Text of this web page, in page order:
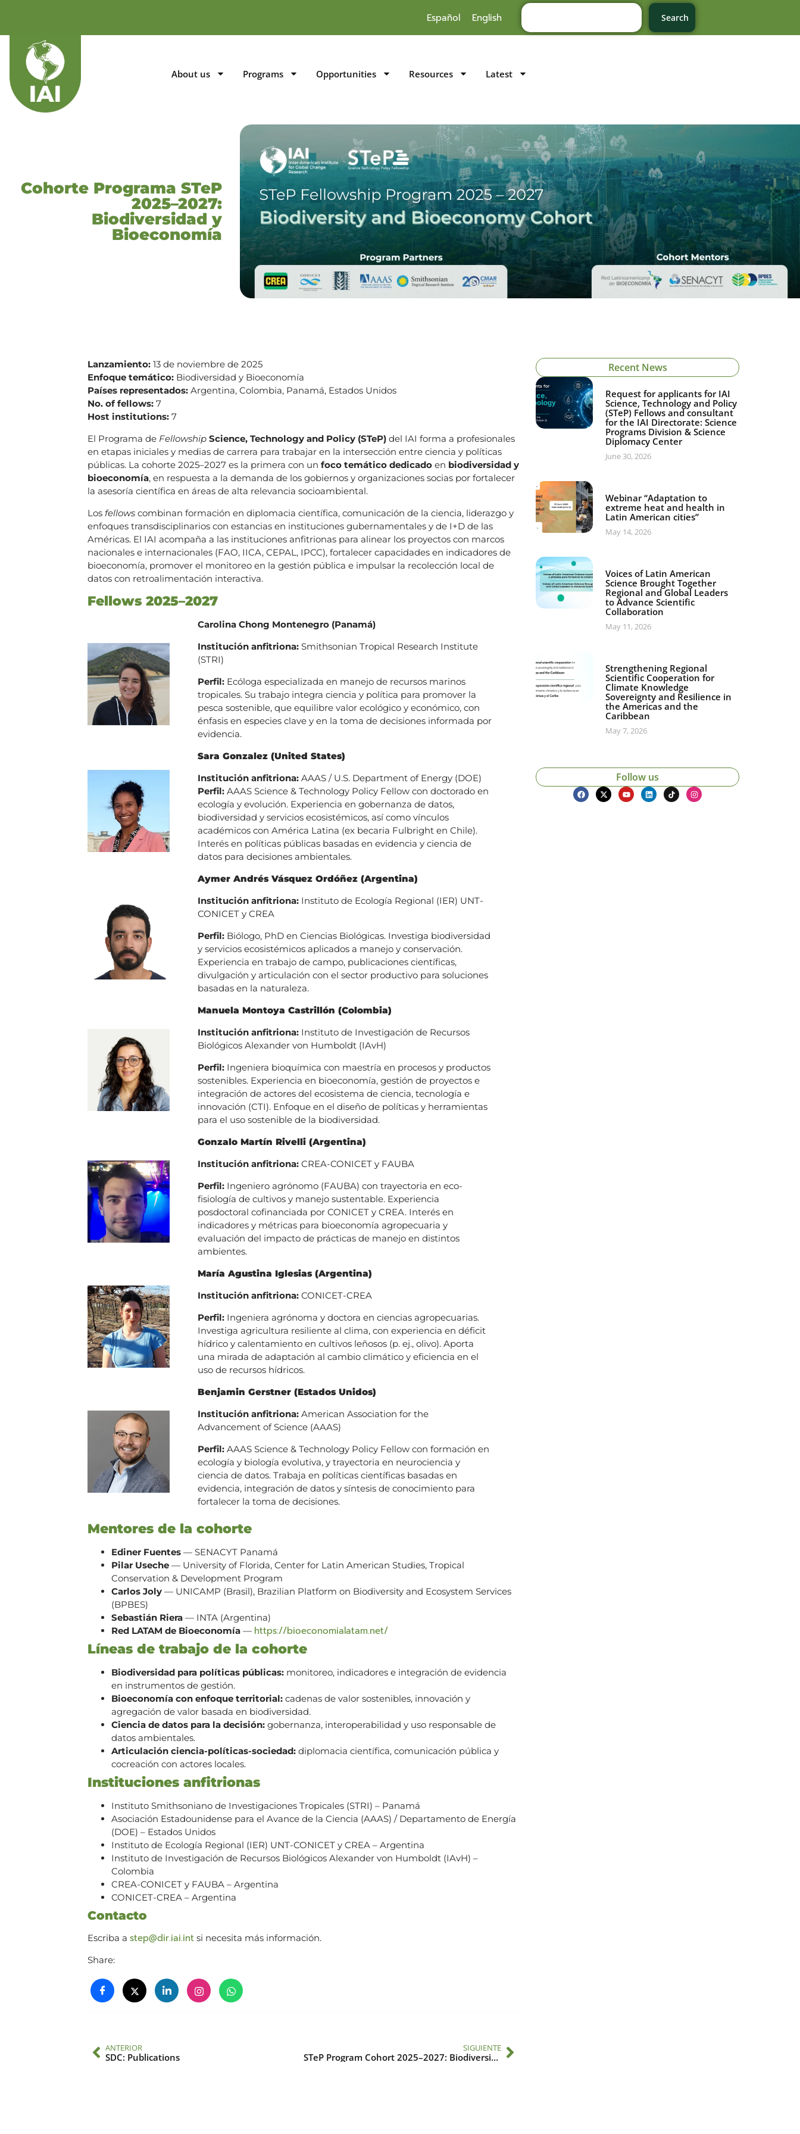
Español English Search
About us Programs Opportunities Resources Latest
Cohorte Programa STeP
2025–2027:
Biodiversidad y
Bioeconomía
Lanzamiento: 13 de noviembre de 2025
Enfoque temático: Biodiversidad y Bioeconomía
Países representados: Argentina, Colombia, Panamá, Estados Unidos
No. of fellows: 7
Host institutions: 7
El Programa de Fellowship Science, Technology and Policy (STeP) del IAI forma a profesionales
en etapas iniciales y medias de carrera para trabajar en la intersección entre ciencia y políticas
públicas. La cohorte 2025–2027 es la primera con un foco temático dedicado en biodiversidad y
bioeconomía, en respuesta a la demanda de los gobiernos y organizaciones socias por fortalecer
la asesoría científica en áreas de alta relevancia socioambiental.
Los fellows combinan formación en diplomacia científica, comunicación de la ciencia, liderazgo y
enfoques transdisciplinarios con estancias en instituciones gubernamentales y de I+D de las
Américas. El IAI acompaña a las instituciones anfitrionas para alinear los proyectos con marcos
nacionales e internacionales (FAO, IICA, CEPAL, IPCC), fortalecer capacidades en indicadores de
bioeconomía, promover el monitoreo en la gestión pública e impulsar la recolección local de
datos con retroalimentación interactiva.
Fellows 2025–2027
Carolina Chong Montenegro (Panamá)
Institución anfitriona:Smithsonian Tropical Research Institute
(STRI)
Perfil:Ecóloga especializada en manejo de recursos marinos
tropicales. Su trabajo integra ciencia y política para promover la
pesca sostenible, que equilibre valor ecológico y económico, con
énfasis en especies clave y en la toma de decisiones informada por
evidencia.
Sara Gonzalez (United States)
Institución anfitriona:AAAS / U.S. Department of Energy (DOE)
Perfil:AAAS Science & Technology Policy Fellow con doctorado en
ecología y evolución. Experiencia en gobernanza de datos,
biodiversidad y servicios ecosistémicos, así como vínculos
académicos con América Latina (ex becaria Fulbright en Chile).
Interés en políticas públicas basadas en evidencia y ciencia de
datos para decisiones ambientales.
Aymer Andrés Vásquez Ordóñez (Argentina)
Institución anfitriona:Instituto de Ecología Regional (IER) UNT-
CONICET y CREA
Perfil:Biólogo, PhD en Ciencias Biológicas. Investiga biodiversidad
y servicios ecosistémicos aplicados a manejo y conservación.
Experiencia en trabajo de campo, publicaciones científicas,
divulgación y articulación con el sector productivo para soluciones
basadas en la naturaleza.
Manuela Montoya Castrillón (Colombia)
Institución anfitriona:Instituto de Investigación de Recursos
Biológicos Alexander von Humboldt (IAvH)
Perfil:Ingeniera bioquímica con maestría en procesos y productos
sostenibles. Experiencia en bioeconomía, gestión de proyectos e
integración de actores del ecosistema de ciencia, tecnología e
innovación (CTI). Enfoque en el diseño de políticas y herramientas
para el uso sostenible de la biodiversidad.
Gonzalo Martín Rivelli (Argentina)
Institución anfitriona:CREA-CONICET y FAUBA
Perfil:Ingeniero agrónomo (FAUBA) con trayectoria en eco-
fisiología de cultivos y manejo sustentable. Experiencia
posdoctoral cofinanciada por CONICET y CREA. Interés en
indicadores y métricas para bioeconomía agropecuaria y
evaluación del impacto de prácticas de manejo en distintos
ambientes.
María Agustina Iglesias (Argentina)
Institución anfitriona:CONICET-CREA
Perfil:Ingeniera agrónoma y doctora en ciencias agropecuarias.
Investiga agricultura resiliente al clima, con experiencia en déficit
hídrico y calentamiento en cultivos leñosos (p. ej., olivo). Aporta
una mirada de adaptación al cambio climático y eficiencia en el
uso de recursos hídricos.
Benjamin Gerstner (Estados Unidos)
Institución anfitriona:American Association for the
Advancement of Science (AAAS)
Perfil:AAAS Science & Technology Policy Fellow con formación en
ecología y biología evolutiva, y trayectoria en neurociencia y
ciencia de datos. Trabaja en políticas científicas basadas en
evidencia, integración de datos y síntesis de conocimiento para
fortalecer la toma de decisiones.
Mentores de la cohorte
Ediner Fuentes — SENACYT Panamá
Pilar Useche — University of Florida, Center for Latin American Studies, Tropical
Conservation & Development Program
Carlos Joly — UNICAMP (Brasil), Brazilian Platform on Biodiversity and Ecosystem Services
(BPBES)
Sebastián Riera — INTA (Argentina)
Red LATAM de Bioeconomía — https://bioeconomialatam.net/
Líneas de trabajo de la cohorte
Biodiversidad para políticas públicas: monitoreo, indicadores e integración de evidencia
en instrumentos de gestión.
Bioeconomía con enfoque territorial: cadenas de valor sostenibles, innovación y
agregación de valor basada en biodiversidad.
Ciencia de datos para la decisión: gobernanza, interoperabilidad y uso responsable de
datos ambientales.
Articulación ciencia-políticas-sociedad: diplomacia científica, comunicación pública y
cocreación con actores locales.
Instituciones anfitrionas
Instituto Smithsoniano de Investigaciones Tropicales (STRI) – Panamá
Asociación Estadounidense para el Avance de la Ciencia (AAAS) / Departamento de Energía
(DOE) – Estados Unidos
Instituto de Ecología Regional (IER) UNT-CONICET y CREA – Argentina
Instituto de Investigación de Recursos Biológicos Alexander von Humboldt (IAvH) –
Colombia
CREA-CONICET y FAUBA – Argentina
CONICET-CREA – Argentina
Contacto
Escriba a step@dir.iai.int si necesita más información.
Share:
ANTERIOR
SDC: Publications
SIGUIENTE
STeP Program Cohort 2025–2027: Biodiversity and Bioeconomy
Recent News
Request for applicants for IAI
Science, Technology and Policy
(STeP) Fellows and consultant
for the IAI Directorate: Science
Programs Division & Science
Diplomacy Center
June 30, 2026
Webinar “Adaptation to
extreme heat and health in
Latin American cities”
May 14, 2026
Voices of Latin American
Science Brought Together
Regional and Global Leaders
to Advance Scientific
Collaboration
May 11, 2026
Strengthening Regional
Scientific Cooperation for
Climate Knowledge
Sovereignty and Resilience in
the Americas and the
Caribbean
May 7, 2026
Follow us